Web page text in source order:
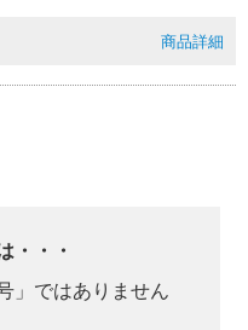
商品詳細
・・・
」ではありません